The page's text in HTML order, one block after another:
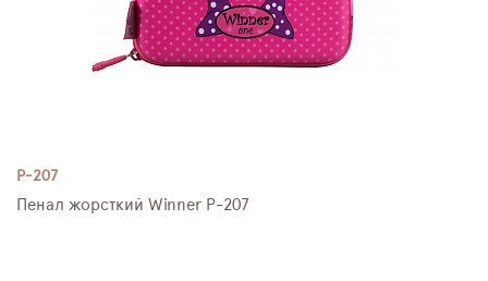
P-207
Пенал жорсткий Winner P-207